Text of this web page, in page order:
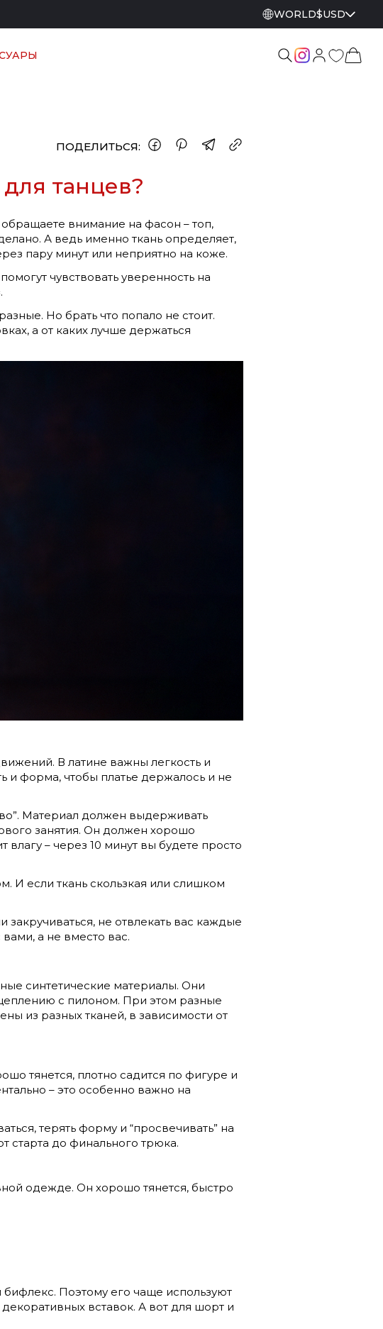
WORLD$USD
ПОДЕЛИТЬСЯ:
танцев?
внимание на фасон – топ,
А ведь именно ткань определяет,
пару минут или неприятно на коже.
помогут чувствовать уверенность на
Но брать что попало не стоит.
а от каких лучше держаться
В латине важны легкость и
и форма, чтобы платье держалось и не
Материал должен выдерживать
занятия. Он должен хорошо
– через 10 минут вы будете просто
И если ткань скользкая или слишком
не отвлекать вас каждые
а не вместо вас.
синтетические материалы. Они
с пилоном. При этом разные
из разных тканей, в зависимости от
тянется, плотно садится по фигуре и
– это особенно важно на
терять форму и “просвечивать” на
старта до финального трюка.
одежде. Он хорошо тянется, быстро
Поэтому его чаще используют
вставок. А вот для шорт и